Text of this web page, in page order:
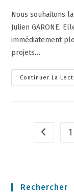
Nous souhaitons
Julien GARONE.
immédiatement
projets…
Continuer La
1
Rechercher